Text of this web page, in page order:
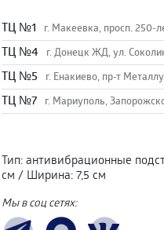
TЦ №1 г. Макеевка, просп. 250-
TЦ №4 г. Донецк ЖД, ул.
TЦ №5 г. Енакиево, пр-т
ТЦ №7 г. Мариуполь,
Тип: антивибрационные
см / Ширина: 7,5 см
Мы в соц сетях: